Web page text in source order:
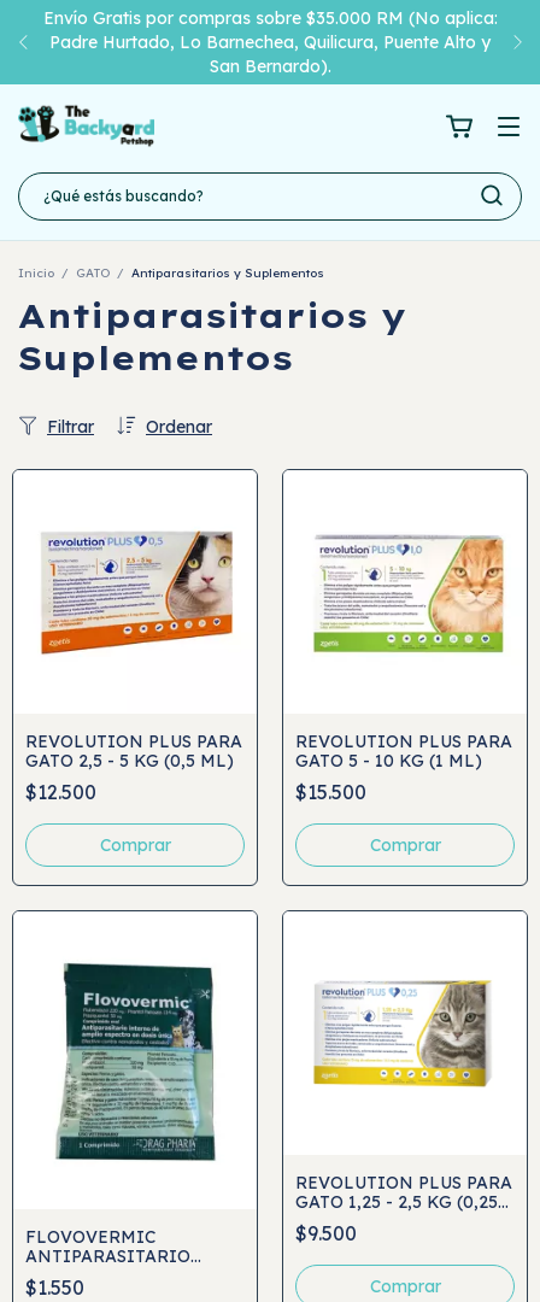
Envío Gratis por compras sobre $35.000 RM (No aplica:
Padre Hurtado, Lo Barnechea, Quilicura, Puente Alto y
San Bernardo).
Inicio / GATO / Antiparasitarios y Suplementos
Antiparasitarios y
Suplementos
Ordenar
Filtrar
REVOLUTION PLUS PARA
GATO 2,5 - 5 KG (0,5 ML)
$12.500
REVOLUTION PLUS PARA
GATO 5 - 10 KG (1 ML)
$15.500
FLOVOVERMIC
ANTIPARASITARIO
HASTA 10KG 1 COMP
$1.550
REVOLUTION PLUS PARA
GATO 1,25 - 2,5 KG (0,25
ML)
$9.500